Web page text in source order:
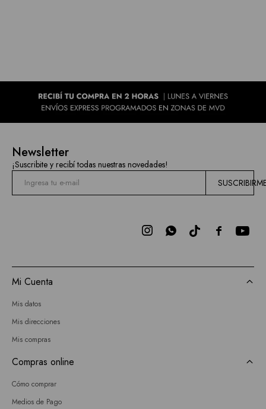
Newsletter
¡Suscribite y recibí todas nuestras novedades!

 
Mi Cuenta
Mis datos
Mis direcciones
Mis compras
Compras online
Cómo comprar
Medios de Pago